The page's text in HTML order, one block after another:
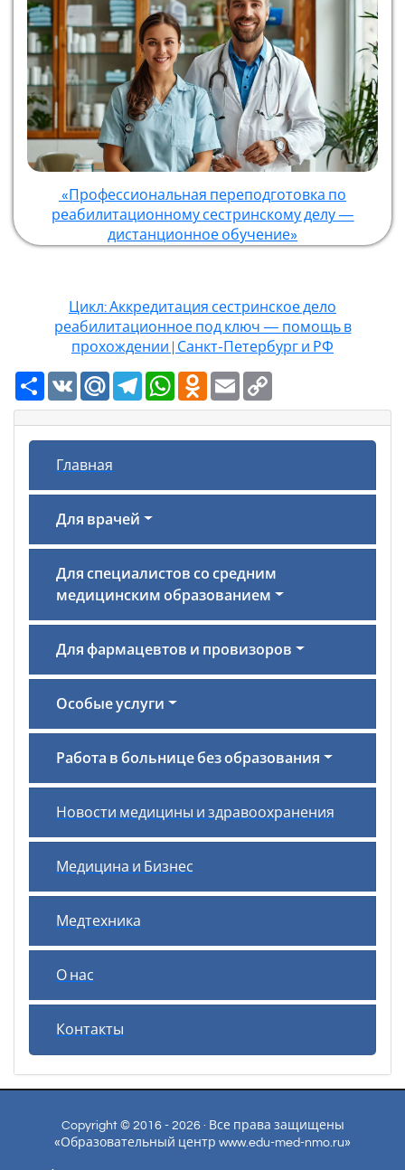
«Профессиональная переподготовка по
реабилитационному сестринскому делу —
дистанционное обучение»
Цикл: Аккредитация сестринское дело
реабилитационное под ключ — помощь в
прохождении | Санкт-Петербург и РФ
Ресурс
VK Mail.RuTelegramWhatsAppOdnoklassniki
Email
Главная
Для врачей
Для специалистов со средним
медицинским образованием
Для фармацевтов и провизоров
Особые услуги
Работа в больнице без образования
Новости медицины и здравоохранения
Медицина и Бизнес
Медтехника
О нас
Контакты
Copyright © 2016 - 2026 · Все права защищены
«Образовательный центр www.edu-med-nmo.ru»